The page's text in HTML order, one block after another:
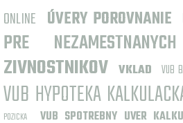
ONLINE ÚVERY POROVNANIE
PRE NEZAMESTNANYCH
ZIVNOSTNIKOV VKLAD VUB
VUB HYPOTEKA
POZICKA
VUB SPOTREBNY UVER